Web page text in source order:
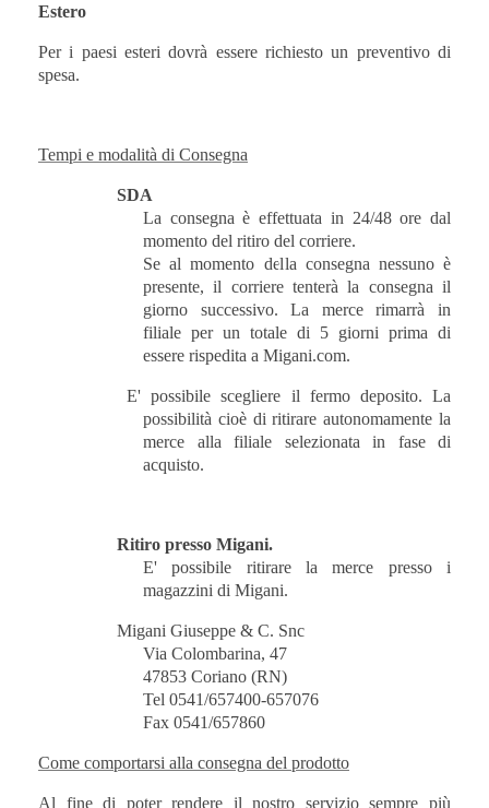
Estero
Per i paesi esteri dovrà essere richiesto un preventivo di
spesa.
Tempi e modalità di Consegna
SDA
La consegna è effettuata in 24/48 ore dal
momento del ritiro del corriere.
Se al momento della consegna nessuno è
presente, il corriere tenterà la consegna il
giorno successivo. La merce rimarrà in
filiale per un totale di 5 giorni prima di
essere rispedita a Migani.com.
E' possibile scegliere il fermo deposito. La
possibilità cioè di ritirare autonomamente la
merce alla filiale selezionata in fase di
acquisto.
Ritiro presso Migani.
E' possibile ritirare la merce presso i
magazzini di Migani.
Migani Giuseppe & C. Snc
Via Colombarina, 47
47853 Coriano (RN)
Tel 0541/657400-657076
Fax 0541/657860
Come comportarsi alla consegna del prodotto
Al fine di poter rendere il nostro servizio sempre più